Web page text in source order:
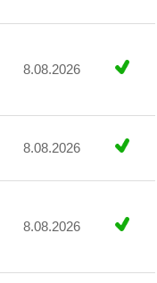
8.08.2026
8.08.2026
8.08.2026